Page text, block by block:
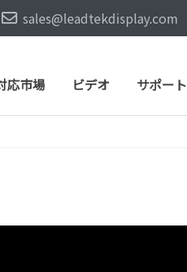
sales@leadtekdisplay.com
応市場 ビデオ サポート